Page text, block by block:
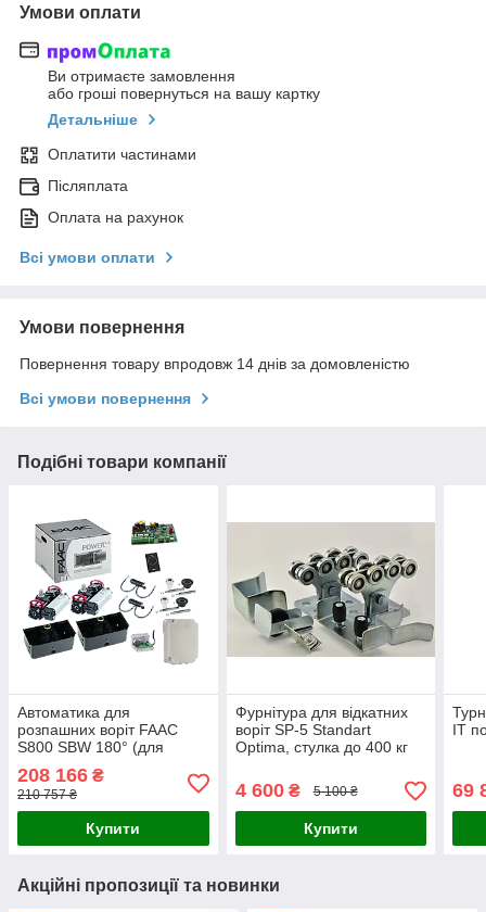
Умови оплати
Ви отримаєте замовлення
або гроші повернуться на вашу картку
Детальніше
Оплатити частинами
Післяплата
Оплата на рахунок
Всі умови оплати
Умови повернення
Повернення товару впродовж 14 днів за домовленістю
Всі умови повернення
Подібні товари компанії
Автоматика для
розпашних воріт FAAC
S800 SBW 180° (для
гідравлічного замка)
208 166 ₴
210 757 ₴
Купити
Фурнітура для відкатних
воріт SP-5 Standart
Optima, стулка до 400 кг
4 600₴ 5 100 ₴
Купити
IT
69
Акційні пропозиції та новинки